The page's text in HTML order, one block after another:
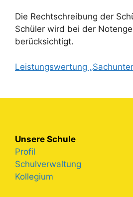
Die Rechtschreibung der
Schüler wird bei der
berücksichtigt.
Leistungswertung
Unsere Schule
Profil
Schulverwaltung
Kollegium